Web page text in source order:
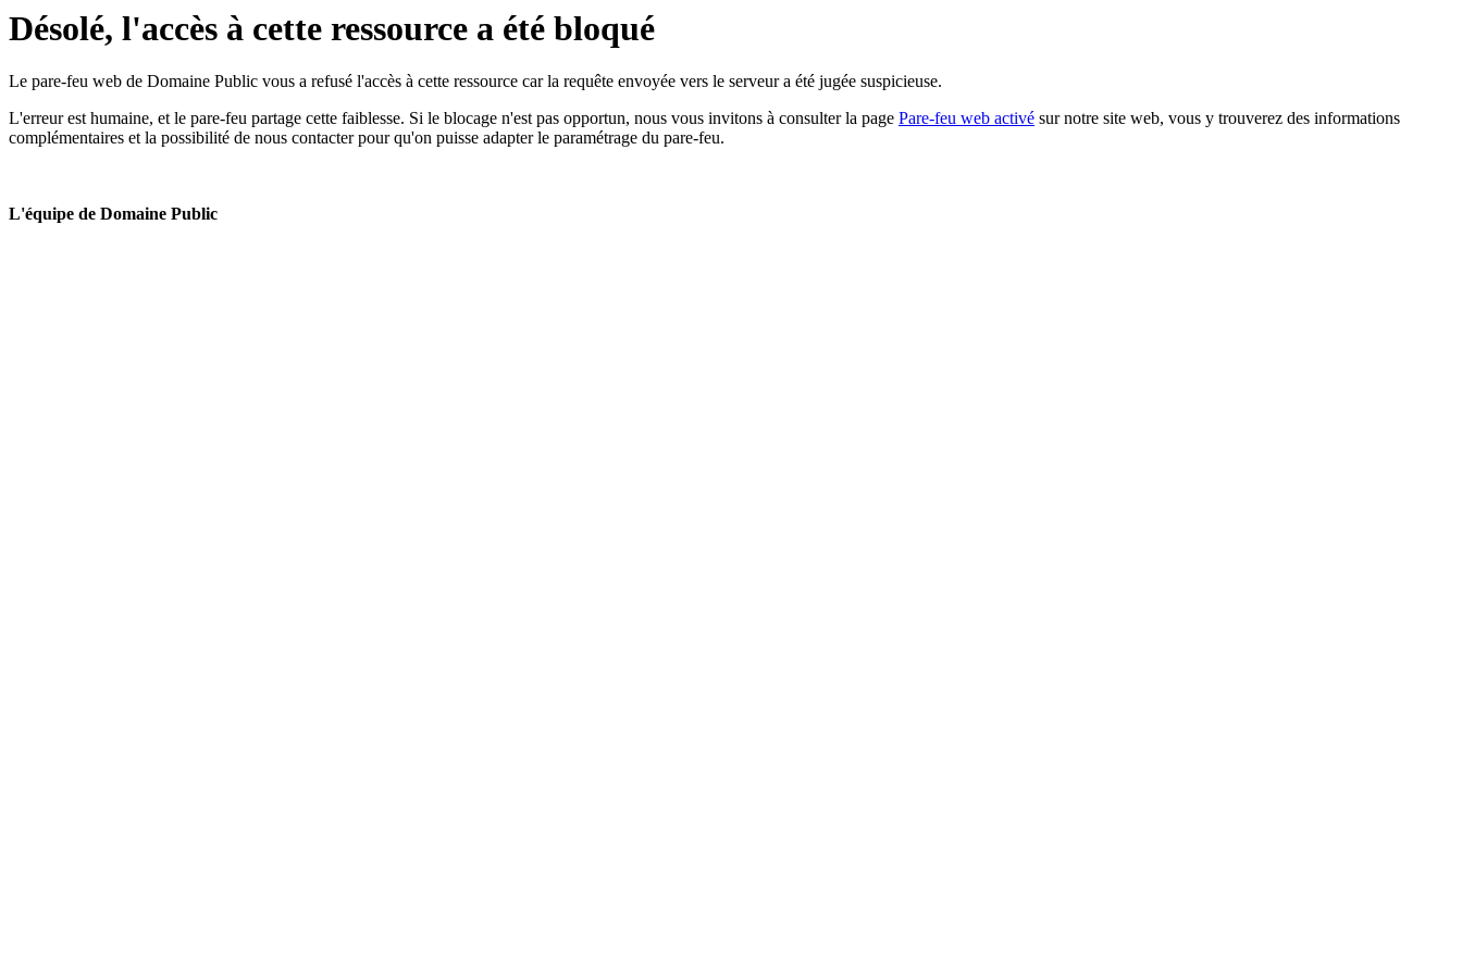
Désolé, l'accès à cette ressource a été bloqué
Le pare-feu web de Domaine Public vous a refusé l'accès à cette ressource car la requête envoyée vers le serveur a été jugée suspicieuse.
L'erreur est humaine, et le pare-feu partage cette faiblesse. Si le blocage n'est pas opportun, nous vous invitons à consulter la page Pare-feu web activé sur notre site web, vous y trouverez des informations
complémentaires et la possibilité de nous contacter pour qu'on puisse adapter le paramétrage du pare-feu.
L'équipe de Domaine Public